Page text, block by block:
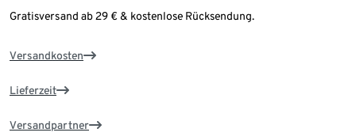
Gratisversand ab 29 € & kostenlose Rücksendung.
Versandkosten
Lieferzeit
Versandpartner